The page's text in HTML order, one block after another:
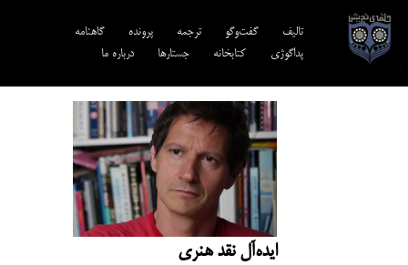
تالیف‎‌ گفت‌وگو ترجمه‌ پرونده
گاهنامه
پداگوژی
کتابخانه جستارها درباره ما
ایده‌آل نقد هنری